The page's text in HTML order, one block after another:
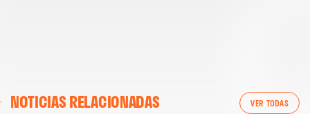
NOTICIAS RELACIONADAS VER TODAS
ENTRENAMIENTO DEL VALENCIA CF 04/03/26